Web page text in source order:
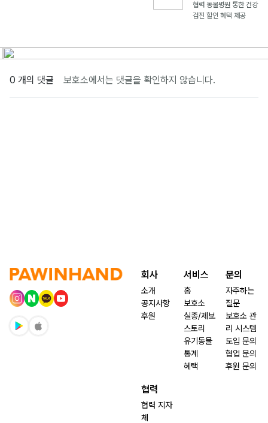
협력 동물병원 통한 건강
검진 할인 혜택 제공
0 개의 댓글 보호소에서는 댓글을 확인하지 않습니다.
회사
소개
공지사항
후원
서비스
홈
보호소
실종/제보
스토리
유기동물
통계
혜택
문의
자주하는
질문
보호소 관
리 시스템
도입 문의
협업 문의
후원 문의
협력
협력 지자
체